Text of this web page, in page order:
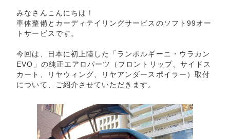
みなさんこんにちは！
車体整備とカーディテイリングサービスのソフト99オー
トサービスです。
今回は、日本に初上陸した「ランボルギーニ・ウラカン
EVO」の純正エアロパーツ（フロントリップ、サイドス
カート、リヤウィング、リヤアンダースポイラー）取付
について、ご紹介させていただきます。